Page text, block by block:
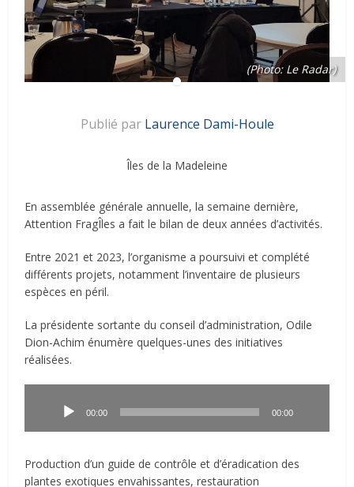
(Photo: Le Radar)
Publié par Laurence Dami-Houle
Îles de la Madeleine
En assemblée générale annuelle, la semaine dernière,
Attention FragÎles a fait le bilan de deux années d’activités.
Entre 2021 et 2023, l’organisme a poursuivi et complété
différents projets, notamment l’inventaire de plusieurs
espèces en péril.
La présidente sortante du conseil d’administration, Odile
Dion-Achim énumère quelques-unes des initiatives
réalisées.
00:00 00:00
Production d’un guide de contrôle et d’éradication des
plantes exotiques envahissantes, restauration